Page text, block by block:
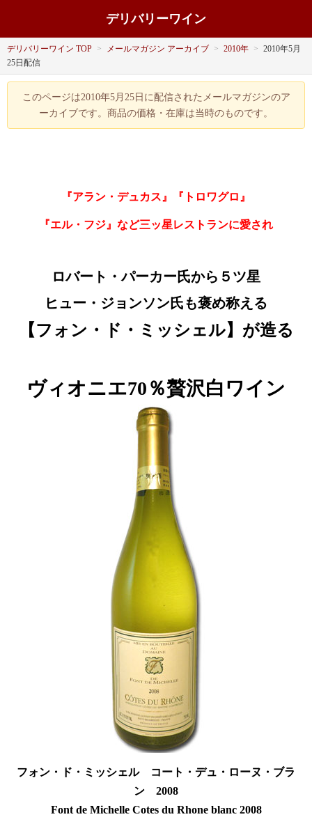
デリバリーワイン
デリバリーワイン TOP > メールマガジン アーカイブ > 2010年 > 2010年5月
25日配信
このページは2010年5月25日に配信されたメールマガジンのア
ーカイブです。商品の価格・在庫は当時のものです。
『アラン・デュカス』 『 トロワグロ 』
『エル・フジ』など三ッ星レストランに愛され
ロバート・パーカー氏から５ツ星
ヒュー・ジョンソン氏も褒め称える
【フォン・ド・ミッシェル】が造る
ヴィオニエ70％贅沢白ワイン
フォン・ド・ミッシェル コート・デュ・ローヌ・ブラ
ン 2008
Font de Michelle Cotes du Rhone blanc 2008